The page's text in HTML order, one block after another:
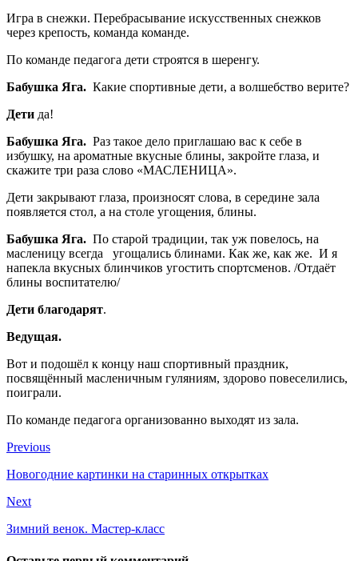
Игра в снежки. Перебрасывание искусственных снежков
через крепость, команда команде.
По команде педагога дети строятся в шеренгу.
Бабушка Яга. Какие спортивные дети, а волшебство верите?
Дети да!
Бабушка Яга. Раз такое дело приглашаю вас к себе в
избушку, на ароматные вкусные блины, закройте глаза, и
скажите три раза слово «МАСЛЕНИЦА».
Дети закрывают глаза, произносят слова, в середине зала
появляется стол, а на столе угощения, блины.
Бабушка Яга. По старой традиции, так уж повелось, на
масленицу всегда угощались блинами. Как же, как же. И я
напекла вкусных блинчиков угостить спортсменов. /Отдаёт
блины воспитателю/
Дети благодарят.
Ведущая.
Вот и подошёл к концу наш спортивный праздник,
посвящённый масленичным гуляниям, здорово повеселились,
поиграли.
По команде педагога организованно выходят из зала.
Previous
Новогодние картинки на старинных открытках
Next
Зимний венок. Мастер-класс